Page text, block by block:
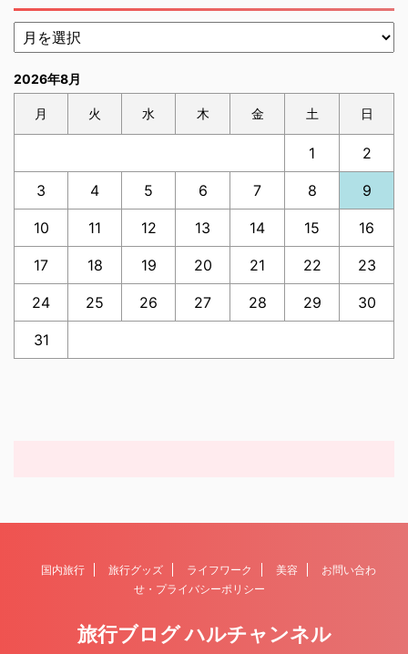
2026年8月
月 火 水 木 金 土 日
1 2
3 4 5 6 7 8 9
10 11 12 13 14 15 16
17 18 19 20 21 22 23
24 25 26 27 28 29 30
31
国内旅行 旅行グッズ ライフワーク 美容
お問い合わ
せ・プライバシーポリシー
旅行ブログ ハルチャンネル